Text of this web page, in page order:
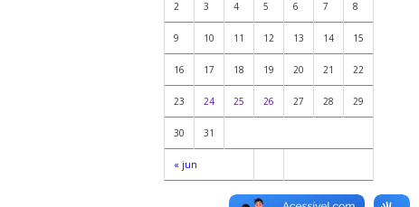
« jun
2 3 4 5 6 7 8
9 10 11 12 13 14 15
16 17 18 19 20 21 22
23 24 25 26 27 28 29
30 31